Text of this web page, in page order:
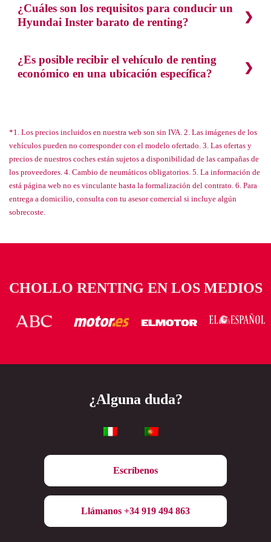
¿Cuáles son los requisitos para conducir un
Hyundai Inster barato de renting?
¿Es posible recibir el vehículo de renting
económico en una ubicación específica?
*1. Los precios incluidos en nuestra web son sin IVA. 2. Las imágenes de los
vehículos pueden no corresponder con el modelo ofertado. 3. Las ofertas y
precios de nuestros coches están sujetos a disponibilidad de las campañas de
los proveedores. 4. Cambio de neumáticos obligatorios. 5. La información de
está página web no es vinculante hasta la formalización del contrato. 6. Para
entrega a domicilio, consulta con tu asesor comercial si incluye algún
sobrecoste.
CHOLLO RENTING EN LOS MEDIOS
¿Alguna duda?
Escríbenos
Llámanos +34 919 494 863